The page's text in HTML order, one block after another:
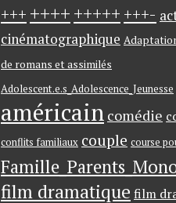
+++ ++++ +++++ +++-
cinématographique
de romans et assimilés
Adolescent.e.s_Adolescence_Jeunesse
américain comédie
conflits familiaux couple course
film dramatique film